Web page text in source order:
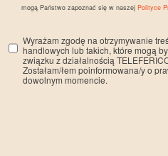
mogą Państwo zapoznać się w naszej Polityce
Wyrażam zgodę na otrzymywanie
handlowych lub takich, które mogą
związku z działalnością
Zostałam/łem poinformowana/y o
dowolnym momencie.